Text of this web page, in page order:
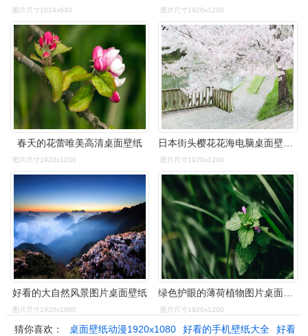
图片尺寸1024x640 图片尺寸1920x1200
春天的花蕾唯美高清桌面壁纸
图片尺寸1920x1200 图片尺寸1920x1200
好看的大自然风景图片桌面壁纸
图片尺寸1920x1080 图片尺寸1920x1200
猜你喜欢： 桌面壁纸动漫1920x1080 好看的手机壁纸大全
好看